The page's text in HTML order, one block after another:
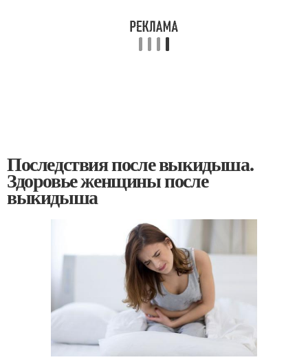
Последствия после выкидыша.
Здоровье женщины после
выкидыша